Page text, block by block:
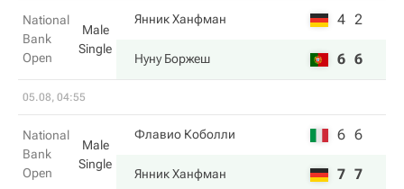
National
Bank
Open
Male
Single
Янник Ханфман 4 2
Нуну Боржеш 6 6
05.08, 04:55
National
Bank
Open
Male
Single
Флавио Коболли 6 6
Янник Ханфман 7 7